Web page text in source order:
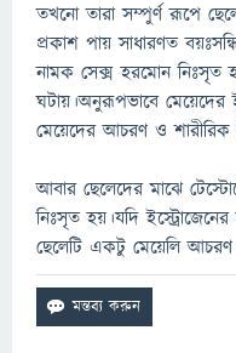
তখনো তারা সম্পুর্ণ রূপে
প্রকাশ পায় সাধারণত
নামক সেক্স হরমোন নিঃসৃত
ঘটায়।অনুরূপভাবে মেয়েদের
মেয়েদের আচরণ ও শারীরিক
আবার ছেলেদের মাঝে
নিঃসৃত হয়।যদি
ছেলেটি একটু মেয়েলি আচরণ